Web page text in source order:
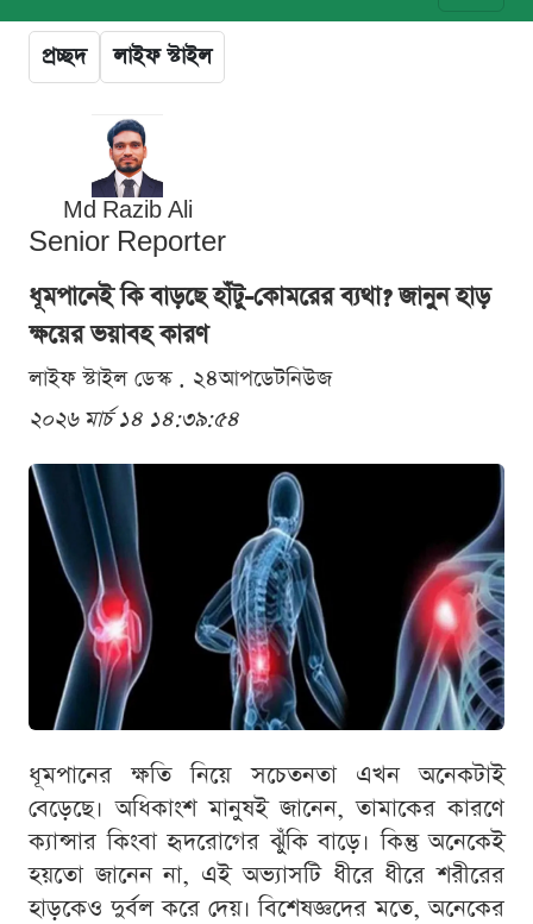
প্রচ্ছদ লাইফ স্টাইল
Md Razib Ali
Senior Reporter
ধূমপানেই কি বাড়ছে হাঁটু-কোমরের ব্যথা? জানুন হাড়
ক্ষয়ের ভয়াবহ কারণ
লাইফ স্টাইল ডেস্ক . ২৪আপডেটনিউজ
২০২৬ মার্চ ১৪ ১৪:৩৯:৫৪
ধূমপানের ক্ষতি নিয়ে সচেতনতা এখন অনেকটাই
বেড়েছে। অধিকাংশ মানুষই জানেন, তামাকের কারণে
ক্যান্সার কিংবা হৃদরোগের ঝুঁকি বাড়ে। কিন্তু অনেকেই
হয়তো জানেন না, এই অভ্যাসটি ধীরে ধীরে শরীরের
হাড়কেও দুর্বল করে দেয়। বিশেষজ্ঞদের মতে, অনেকের